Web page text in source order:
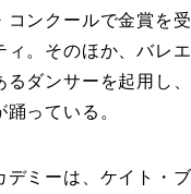
コンクールで金賞を
ィ。そのほか、バレ
るダンサーを起用し
っている。
ミーは、ケイト・ブ